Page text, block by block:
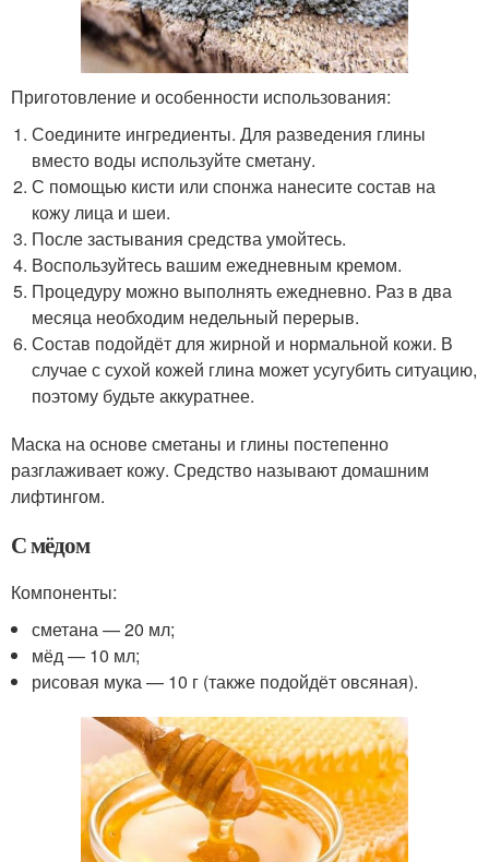
Приготовление и особенности использования:
Соедините ингредиенты. Для разведения глины
вместо воды используйте сметану.
С помощью кисти или спонжа нанесите состав на
кожу лица и шеи.
После застывания средства умойтесь.
Воспользуйтесь вашим ежедневным кремом.
Процедуру можно выполнять ежедневно. Раз в два
месяца необходим недельный перерыв.
Состав подойдёт для жирной и нормальной кожи. В
случае с сухой кожей глина может усугубить ситуацию,
поэтому будьте аккуратнее.
Маска на основе сметаны и глины постепенно
разглаживает кожу. Средство называют домашним
лифтингом.
С мёдом
Компоненты:
сметана — 20 мл;
мёд — 10 мл;
рисовая мука — 10 г (также подойдёт овсяная).